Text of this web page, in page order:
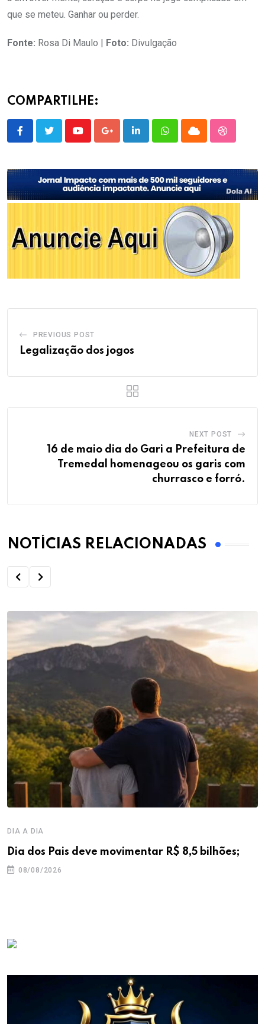
que se meteu. Ganhar ou perder.
Fonte: Rosa Di Maulo | Foto: Divulgação
COMPARTILHE:
YoutubeGoogle+LinkedInWhatsappCloud
PREVIOUS POST
Legalização dos jogos
NEXT POST
16 de maio dia do Gari a Prefeitura de
Tremedal homenageou os garis com
churrasco e forró.
NOTÍCIAS RELACIONADAS
DIA A DIA
Dia dos Pais deve movimentar R$ 8,5 bilhões;
08/08/2026